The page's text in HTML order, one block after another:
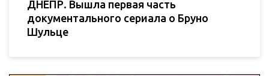
ДНЕПР. Вышла первая часть
документального сериала о Бруно
Шульце